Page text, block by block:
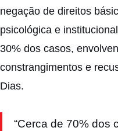
negação de direitos
psicológica e
30% dos casos,
constrangimentos e
Dias.
“Cerca de 70% dos